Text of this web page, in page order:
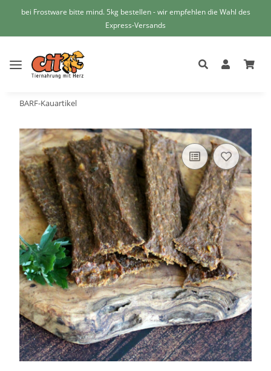
bei Frostware bitte mind. 5kg bestellen - wir empfehlen die Wahl des
Express-Versands
BARF-Kauartikel